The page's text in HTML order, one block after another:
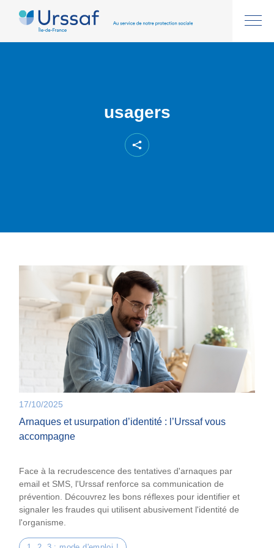
usagers
17/10/2025
Arnaques et usurpation d’identité : l’Urssaf vous
accompagne
Face à la recrudescence des tentatives d'arnaques par
email et SMS, l'Urssaf renforce sa communication de
prévention. Découvrez les bons réflexes pour identifier et
signaler les fraudes qui utilisent abusivement l'identité de
l'organisme.